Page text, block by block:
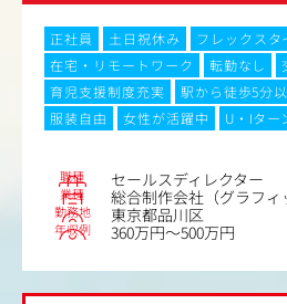
正社員 土日祝休み
フレックスタ
在宅・リモートワーク
転勤なし
育児支援制度充実
駅から徒歩5分
服装自由
女性が活躍中 U・Iター
職種 セールスディレクター
業種 総合制作会社（グラフィ
勤務地 東京都品川区
年収例 360万円～500万円